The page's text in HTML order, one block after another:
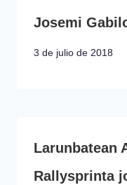
Josemi
3 de julio de 2018
Larunbatean
Rallysprinta